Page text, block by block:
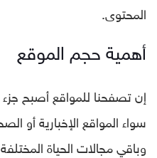
المحتوى.
أهمية حجم الموقع
إن تصفحنا للمواقع أصبح جزء
سواء المواقع الإخبارية أو
وباقي مجالات الحياة